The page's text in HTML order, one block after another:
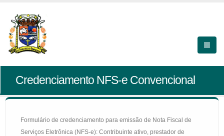
Credenciamento NFS-e Convencional
Formulário de credenciamento para emissão de Nota Fiscal de
Serviços Eletrônica (NFS-e): Contribuinte ativo, prestador de